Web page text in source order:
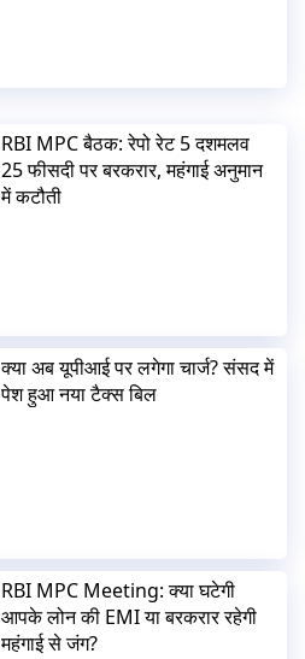
RBI MPC बैठक: रेपो रेट 5 दशमलव
25 फीसदी पर बरकरार, महंगाई अनुमान
में कटौती
क्या अब यूपीआई पर लगेगा चार्ज? संसद में
पेश हुआ नया टैक्स बिल
RBI MPC Meeting: क्या घटेगी
आपके लोन की EMI या बरकरार रहेगी
महंगाई से जंग?